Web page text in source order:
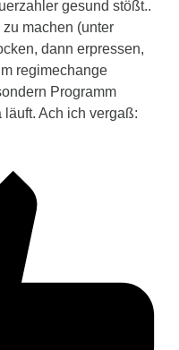
gesund stößt..
machen (unter
dann erpressen,
regimechange
Programm
Ach ich vergaß: